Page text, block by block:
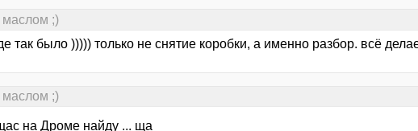
маслом ;)
так было ))))) только не снятие коробки, а именно разбор. всё
маслом ;)
на Дроме найду ... ща